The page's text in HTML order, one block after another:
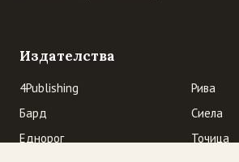
Издателства
4Publishing
Бард
Еднорог
Рива
Сиела
Точица